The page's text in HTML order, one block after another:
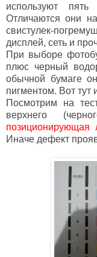
используют
Отличаются они
свистулек-
дисплей, сеть и
При выборе
плюс черный
обычной бумаге
пигментом. Вот
Посмотрим на
верхнего
позиционирующая
Иначе дефект